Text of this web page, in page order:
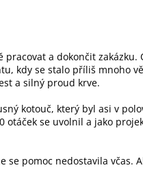
a dokončit zakázku.
kdy se stalo příliš mnoho
a silný proud krve.
kotouč, který byl asi v
se uvolnil a jako
pomoc nedostavila včas.